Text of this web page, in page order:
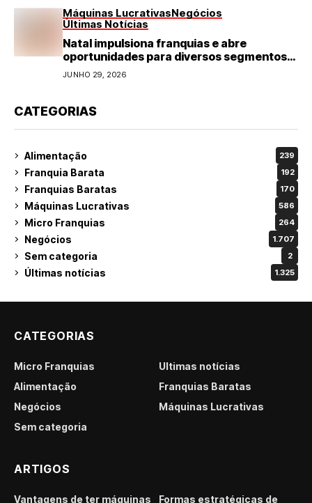
Máquinas LucrativasNegócios
Últimas Notícias
Natal impulsiona franquias e abre
oportunidades para diversos segmentos
do varejo
JUNHO 29, 2026
CATEGORIAS
Alimentação 239
Franquia Barata 192
Franquias Baratas 170
Máquinas Lucrativas 586
Micro Franquias 264
Negócios 1.707
Sem categoria 2
Últimas notícias 1.325
CATEGORIAS
Micro Franquias
Últimas notícias
Alimentação
Franquias Baratas
Negócios
Máquinas Lucrativas
Sem categoria
ARTIGOS
Vantagens de ter máquinas Formas estratégicas de